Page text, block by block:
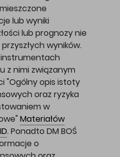
lub wyniki
lub prognozy nie
wyników.
z nimi związanym
"Ogólny opis istoty
oraz ryzyka
w
Materiałów
. Ponadto DM BOŚ
o